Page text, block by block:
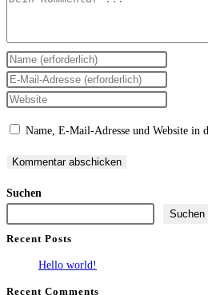
Gib
deinen
Namen
Benutzernamen
zum
ein
Gib
deine
Adresse
Kommentieren
Gib
URL
(optional)
Name, E-Mail-Adresse und Website in
Suchen
Suchen
Recent Posts
Hello world!
Recent Comments